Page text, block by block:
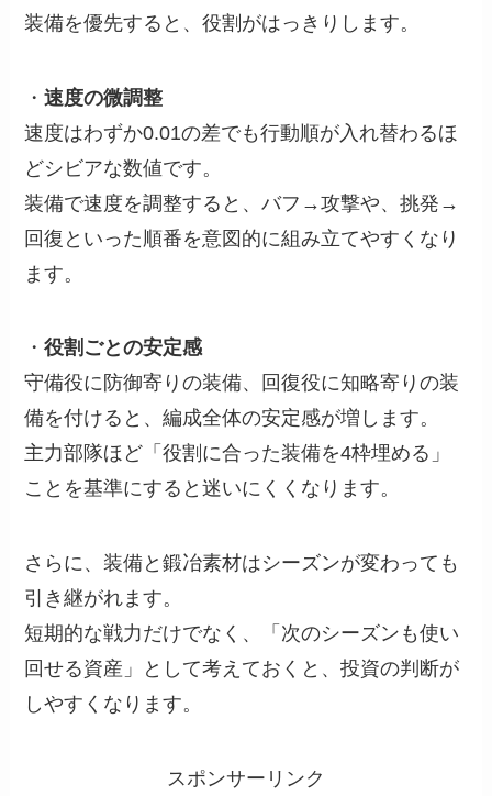
装備を優先すると、役割がはっきりします。
・速度の微調整
速度はわずか0.01の差でも行動順が入れ替わるほ
どシビアな数値です。
装備で速度を調整すると、バフ→攻撃や、挑発→
回復といった順番を意図的に組み立てやすくなり
ます。
・役割ごとの安定感
守備役に防御寄りの装備、回復役に知略寄りの装
備を付けると、編成全体の安定感が増します。
主力部隊ほど「役割に合った装備を4枠埋める」
ことを基準にすると迷いにくくなります。
さらに、装備と鍛冶素材はシーズンが変わっても
引き継がれます。
短期的な戦力だけでなく、「次のシーズンも使い
回せる資産」として考えておくと、投資の判断が
しやすくなります。
スポンサーリンク